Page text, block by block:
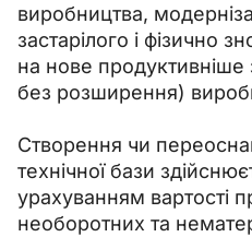
виробництва,
застарілого і фізично
на нове
без розширення)
Створення чи
технічної бази
урахуванням вартості
необоротних та